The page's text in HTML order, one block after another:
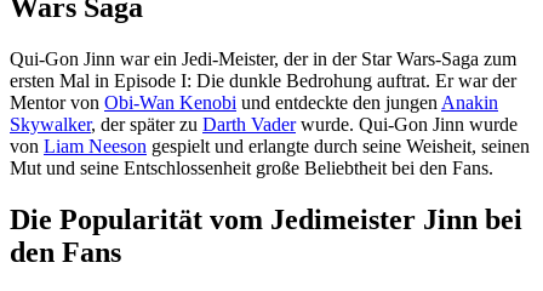
Wars Saga
Qui-Gon Jinn war ein Jedi-Meister, der in der Star Wars-Saga zum
ersten Mal in Episode I: Die dunkle Bedrohung auftrat. Er war der
Mentor von Obi-Wan Kenobi und entdeckte den jungen Anakin
Skywalker, der später zu Darth Vaderwurde. Qui-Gon Jinn wurde
von Liam Neeson gespielt und erlangte durch seine Weisheit, seinen
Mut und seine Entschlossenheit große Beliebtheit bei den Fans.
Die Popularität vom Jedimeister Jinn bei
den Fans